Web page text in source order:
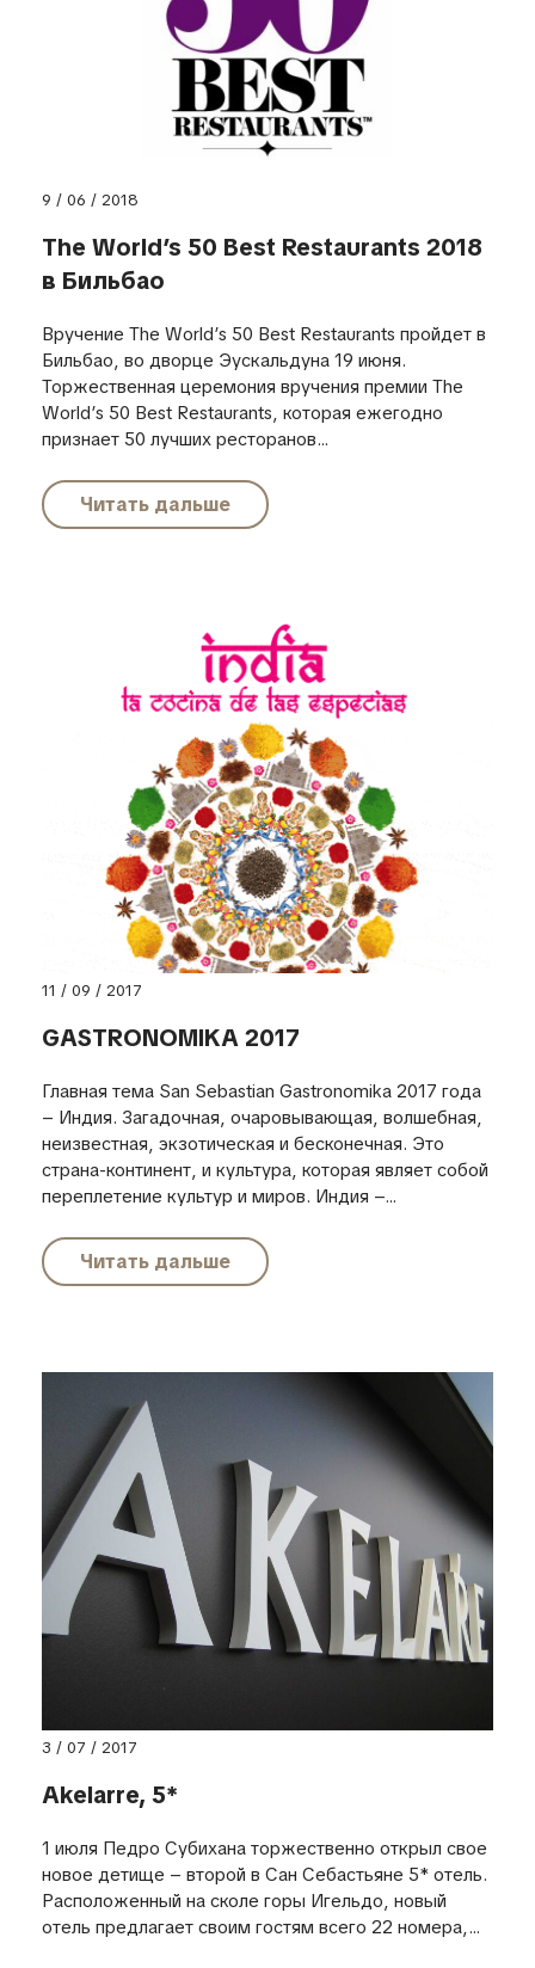
9 / 06 / 2018
The World’s 50 Best Restaurants 2018
в Бильбао
Вручение The World’s 50 Best Restaurants пройдет в
Бильбао, во дворце Эускальдуна 19 июня.
Торжественная церемония вручения премии The
World’s 50 Best Restaurants, которая ежегодно
признает 50 лучших ресторанов...
Читать дальше
11 / 09 / 2017
GASTRONOMIKA 2017
Главная тема San Sebastian Gastronomika 2017 года
– Индия. Загадочная, очаровывающая, волшебная,
неизвестная, экзотическая и бесконечная. Это
страна-континент, и культура, которая являет собой
переплетение культур и миров. Индия –...
Читать дальше
3 / 07 / 2017
Akelarre, 5*
1 июля Педро Субихана торжественно открыл свое
новое детище – второй в Сан Себастьяне 5* отель.
Расположенный на сколе горы Игельдо, новый
отель предлагает своим гостям всего 22 номера,...